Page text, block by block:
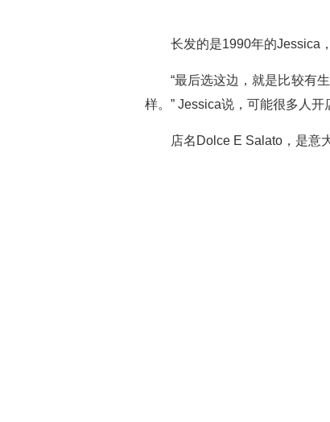
长发的是1990年的Jessica
“最后选这边，就是比较有
样。” Jessica说，可能很多人开
店名Dolce E Salato，是意